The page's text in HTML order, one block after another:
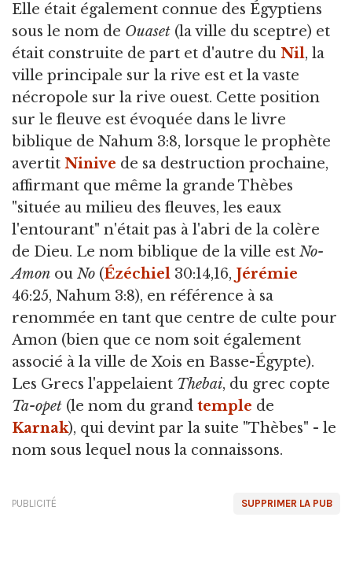
Elle était également connue des Égyptiens
sous le nom de Ouaset (la ville du sceptre) et
était construite de part et d'autre du Nil, la
ville principale sur la rive est et la vaste
nécropole sur la rive ouest. Cette position
sur le fleuve est évoquée dans le livre
biblique de Nahum 3:8, lorsque le prophète
avertit Ninive de sa destruction prochaine,
affirmant que même la grande Thèbes
"située au milieu des fleuves, les eaux
l'entourant" n'était pas à l'abri de la colère
de Dieu. Le nom biblique de la ville est No-
Amon ou No (Ézéchiel 30:14,16, Jérémie
46:25, Nahum 3:8), en référence à sa
renommée en tant que centre de culte pour
Amon (bien que ce nom soit également
associé à la ville de Xois en Basse-Égypte).
Les Grecs l'appelaient Thebai, du grec copte
Ta-opet (le nom du grand temple de
Karnak), qui devint par la suite "Thèbes" - le
nom sous lequel nous la connaissons.
SUPPRIMER LA PUB
PUBLICITÉ